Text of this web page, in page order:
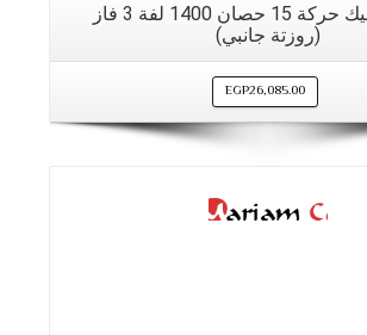
موتور ماجيك حركة 15 حصان 1400 لفة 3 فاز
(روزتة جانبي)
EGP26,085.00